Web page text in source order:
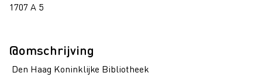
1707 A 5
@omschrijving
Den Haag Koninklijke Bibliotheek